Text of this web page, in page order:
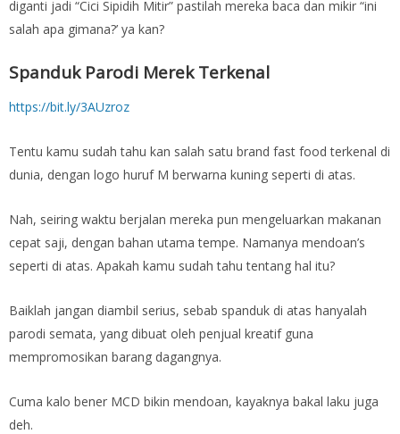
diganti jadi “Cici Sipidih Mitir” pastilah mereka baca dan mikir “ini
salah apa gimana?’ ya kan?
Spanduk Parodi Merek Terkenal
https://bit.ly/3AUzroz
Tentu kamu sudah tahu kan salah satu brand fast food terkenal di
dunia, dengan logo huruf M berwarna kuning seperti di atas.
Nah, seiring waktu berjalan mereka pun mengeluarkan makanan
cepat saji, dengan bahan utama tempe. Namanya mendoan’s
seperti di atas. Apakah kamu sudah tahu tentang hal itu?
Baiklah jangan diambil serius, sebab spanduk di atas hanyalah
parodi semata, yang dibuat oleh penjual kreatif guna
mempromosikan barang dagangnya.
Cuma kalo bener MCD bikin mendoan, kayaknya bakal laku juga
deh.